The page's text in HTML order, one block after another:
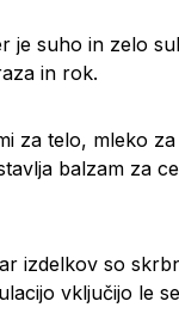
je suho in zelo
in rok.
za telo, mleko
balzam za
izdelkov so
vključijo le